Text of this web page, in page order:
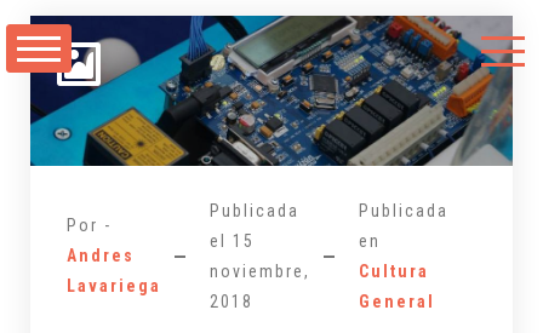
Saltarse
contenido
Por -
Andres
Lavariega
Publicada
el 15
noviembre,
2018
Publicada
en
Cultura
General